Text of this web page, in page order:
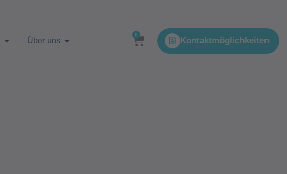
Über uns
0
Kontaktmöglichkeiten